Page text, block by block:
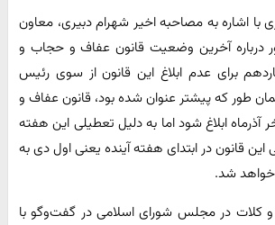
با اشاره به مصاحبه اخیر شهرام دبیری، معاون
درباره آخرین وضعیت قانون عفاف و حجاب و
برای عدم ابلاغ این قانون از سوی رئیس
طور که پیشتر عنوان شده بود، قانون عفاف و
آذرماه ابلاغ شود اما به دلیل تعطیلی این هفته
قانون در ابتدای هفته آینده یعنی اول دی به
خواهد شد.
کلات در مجلس شورای اسلامی در گفت‌وگو با